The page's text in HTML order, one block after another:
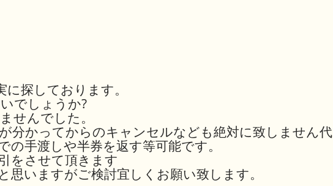
探しております。
でしょうか?
せんでした。
分かってからのキャンセルなども絶対に致しません代
の手渡しや半券を返す等可能です。
をさせて頂きます
思いますがご検討宜しくお願い致します。